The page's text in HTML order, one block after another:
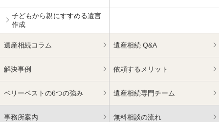
子どもから親にすすめる遺言
作成
遺産相続コラム 遺産相続 Q&A
解決事例 依頼するメリット
ベリーベストの6つの強み 遺産相続専門チーム
事務所案内 無料相談の流れ